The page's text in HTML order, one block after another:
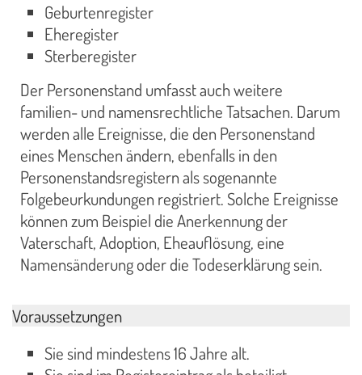
Geburtenregister
Eheregister
Sterberegister
Der Personenstand umfasst auch weitere
familien- und namensrechtliche Tatsachen. Darum
werden alle Ereignisse, die den Personenstand
eines Menschen ändern, ebenfalls in den
Personenstandsregistern als sogenannte
Folgebeurkundungen registriert. Solche Ereignisse
können zum Beispiel die Anerkennung der
Vaterschaft, Adoption, Eheauflösung, eine
Namensänderung oder die Todeserklärung sein.
Voraussetzungen
Sie sind mindestens 16 Jahre alt.